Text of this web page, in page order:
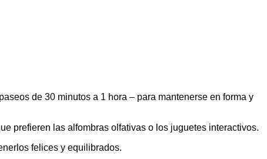
de 30 minutos a 1 hora – para mantenerse en forma y
prefieren las alfombras olfativas o los juguetes interactivos.
felices y equilibrados.